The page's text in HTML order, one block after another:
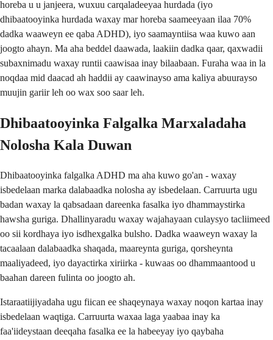
horeba u u janjeera, wuxuu carqaladeeyaa hurdada (iyo
dhibaatooyinka hurdada waxay mar horeba saameeyaan ilaa 70%
dadka waaweyn ee qaba ADHD), iyo saamayntiisa waa kuwo aan
joogto ahayn. Ma aha beddel daawada, laakiin dadka qaar, qaxwadii
subaxnimadu waxay runtii caawisaa inay bilaabaan. Furaha waa in la
noqdaa mid daacad ah haddii ay caawinayso ama kaliya abuurayso
muujin gariir leh oo wax soo saar leh.
Dhibaatooyinka Falgalka Marxaladaha
Nolosha Kala Duwan
Dhibaatooyinka falgalka ADHD ma aha kuwo go'an - waxay
isbedelaan marka dalabaadka nolosha ay isbedelaan. Carruurta ugu
badan waxay la qabsadaan dareenka fasalka iyo dhammaystirka
hawsha guriga. Dhallinyaradu waxay wajahayaan culaysyo tacliimeed
oo sii kordhaya iyo isdhexgalka bulsho. Dadka waaweyn waxay la
tacaalaan dalabaadka shaqada, maareynta guriga, qorsheynta
maaliyadeed, iyo dayactirka xiriirka - kuwaas oo dhammaantood u
baahan dareen fulinta oo joogto ah.
Istaraatiijiyadaha ugu fiican ee shaqeynaya waxay noqon kartaa inay
isbedelaan waqtiga. Carruurta waxaa laga yaabaa inay ka
faa'iideystaan ​​deeqaha fasalka ee la habeeyay iyo qaybaha